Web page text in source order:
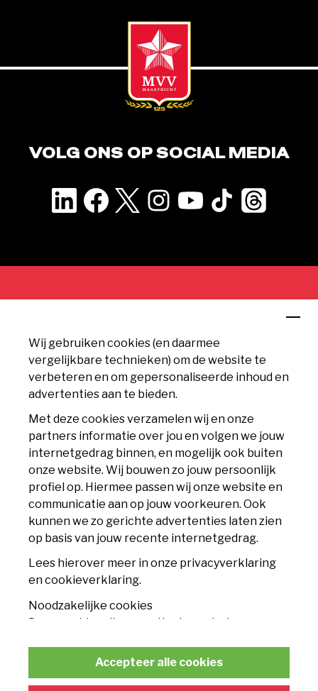
Wij gebruiken cookies (en daarmee
vergelijkbare technieken) om de website te
verbeteren en om gepersonaliseerde inhoud en
advertenties aan te bieden.
Met deze cookies verzamelen wij en onze
partners informatie over jou en volgen we jouw
internetgedrag binnen, en mogelijk ook buiten
onze website. Wij bouwen zo jouw persoonlijk
profiel op. Hiermee passen wij onze website en
communicatie aan op jouw voorkeuren. Ook
kunnen we zo gerichte advertenties laten zien
op basis van jouw recente internetgedrag.
Lees hierover meer in onze privacyverklaring
en cookieverklaring.
Noodzakelijke cookies
Deze cookies zijn essentieel voor het
conform de wet niet worden uitgeschakeld.
Statistische cookies
Accepteer alle cookies
VOLG ONS OP SOCIAL MEDIA
MVV Maastricht
Geusseltweg 11
6225 XS Maastricht
info@mvv.nl
CLUB
Accommodatie
Nieuws
Contact
TICKETS
Seizoenskaart